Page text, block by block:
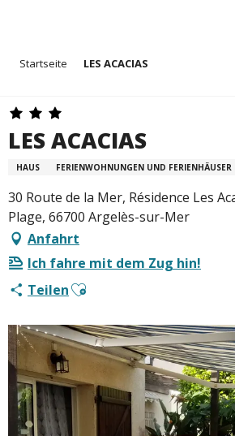
principal
Startseite LES ACACIAS
LES ACACIAS
HAUS FERIENWOHNUNGEN UND FERIENHÄUSER
30 Route de la Mer, Résidence Les
Plage, 66700 Argelès-sur-Mer
Anfahrt
Ich fahre mit dem Zug hin!
TeilenAjouter aux favoris